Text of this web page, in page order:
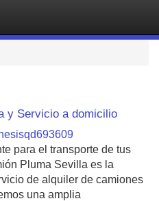
y Servicio a domicilio
para el transporte de tus
Pluma Sevilla es la
de alquiler de camiones
una amplia